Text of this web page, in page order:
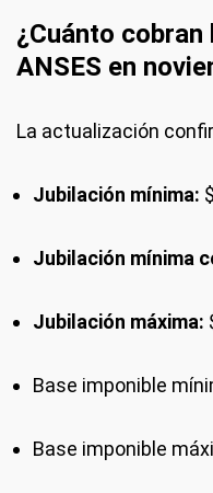
¿Cuánto
ANSES en
La actualización
Jubilación mínima:
Jubilación mínima
Jubilación máxima:
Base imponible
Base imponible